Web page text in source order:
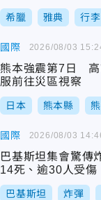
希臘 雅典 行
國際
熊本強震第7日 高
服前往災區視察
日本 熊本縣
2026/08/03
國際
巴基斯坦集會驚
14死、逾30人受傷
巴基斯坦 炸彈
2026/08/03